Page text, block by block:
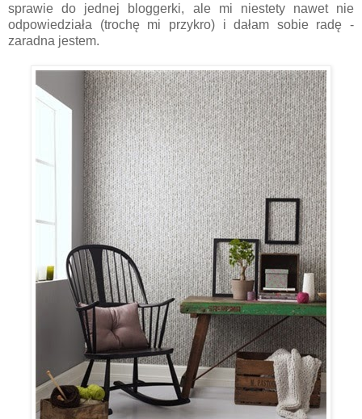
sprawie do jednej bloggerki, ale mi niestety nawet nie
odpowiedziała (trochę mi przykro) i dałam sobie radę -
zaradna jestem.